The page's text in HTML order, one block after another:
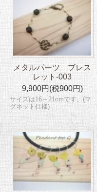
メタルパーツ ブレス
レット-003
9,900円(税900円)
サイズは16～21cmです。(マ
グネット仕様)